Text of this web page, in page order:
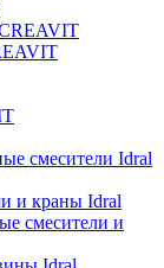
смесители Idral
и краны Idral
смесители и